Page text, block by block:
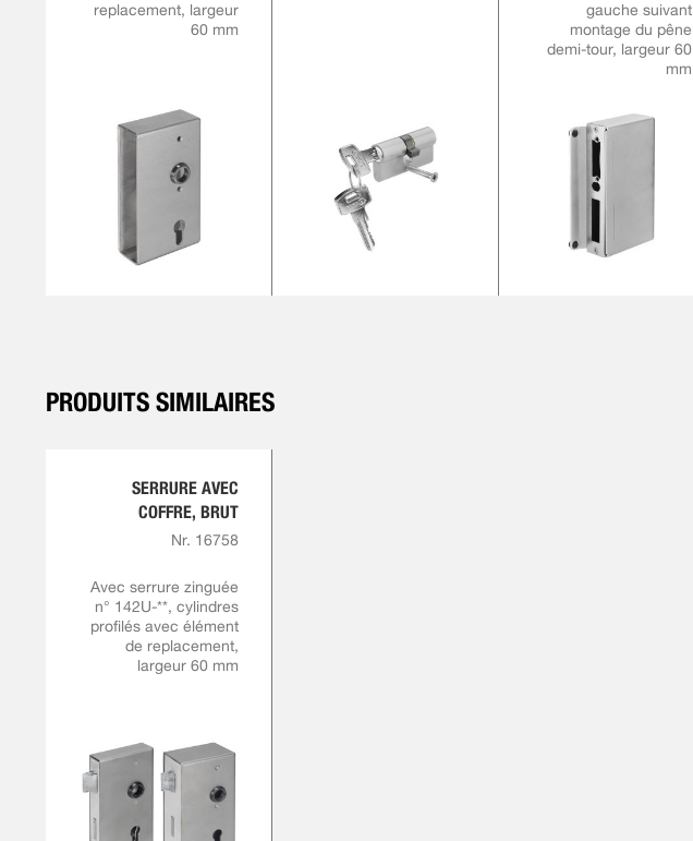
replacement, largeur
60 mm
gauche suivant
montage du pêne
demi-tour, largeur 60
mm
PRODUITS SIMILAIRES
SERRURE AVEC
COFFRE, BRUT
Nr. 16758
Avec serrure zinguée
n° 142U-**, cylindres
profilés avec élément
de replacement,
largeur 60 mm